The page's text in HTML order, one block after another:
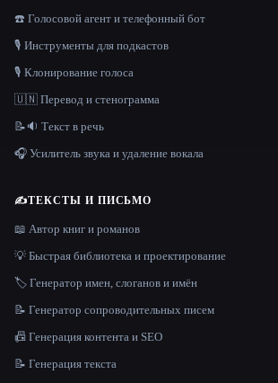
☎️ Голосовой агент и телефонный бот
🎙️ Инструменты для подкастов
🎙️ Клонирование голоса
🇺🇳 Перевод и стенограмма
📝🔉 Текст в речь
🎧 Усилитель звука и удаление вокала
✍️ТЕКСТЫ И ПИСЬМО
📖 Автор книг и романов
💡 Быстрая библиотека и проектирование
🏷️ Генератор имен, слоганов и имён
📝 Генератор сопроводительных писем
📠 Генерация контента и SEO
📝 Генерация текста